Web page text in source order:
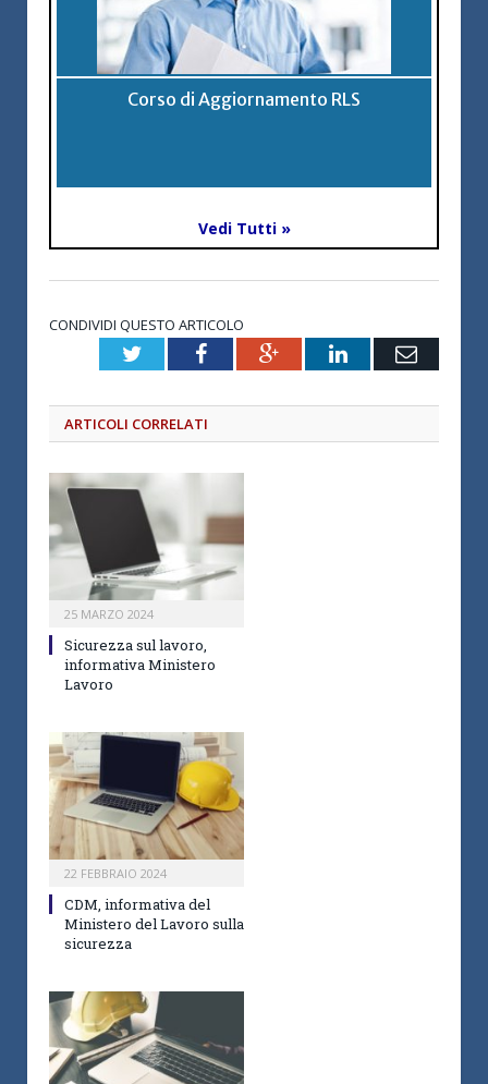
Corso di Aggiornamento RLS
Vedi Tutti »
CONDIVIDI QUESTO ARTICOLO
TwitterFacebookGoogle+LinkedInEmail
ARTICOLI CORRELATI
25 MARZO 2024
Sicurezza sul lavoro,
informativa Ministero
Lavoro
22 FEBBRAIO 2024
CDM, informativa del
Ministero del Lavoro sulla
sicurezza